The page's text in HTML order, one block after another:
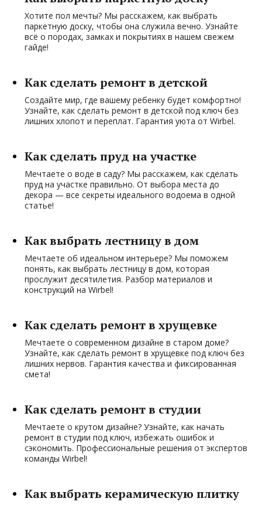
Хотите пол мечты? Мы расскажем, как выбрать
паркетную доску, чтобы она служила вечно. Узнайте
всё о породах, замках и покрытиях в нашем свежем
гайде!
Как сделать ремонт в детской
Создайте мир, где вашему ребенку будет комфортно!
Узнайте, как сделать ремонт в детской под ключ без
лишних хлопот и переплат. Гарантия уюта от Wirbel.
Как сделать пруд на участке
Мечтаете о воде в саду? Мы расскажем, как сделать
пруд на участке правильно. От выбора места до
декора — все секреты идеального водоема в одной
статье!
Как выбрать лестницу в дом
Мечтаете об идеальном интерьере? Мы поможем
понять, как выбрать лестницу в дом, которая
прослужит десятилетия. Разбор материалов и
конструкций на Wirbel!
Как сделать ремонт в хрущевке
Мечтаете о современном дизайне в старом доме?
Узнайте, как сделать ремонт в хрущевке под ключ без
лишних нервов. Гарантия качества и фиксированная
смета!
Как сделать ремонт в студии
Мечтаете о крутом дизайне? Узнайте, как начать
ремонт в студии под ключ, избежать ошибок и
сэкономить. Профессиональные решения от экспертов
команды Wirbel!
Как выбрать керамическую плитку